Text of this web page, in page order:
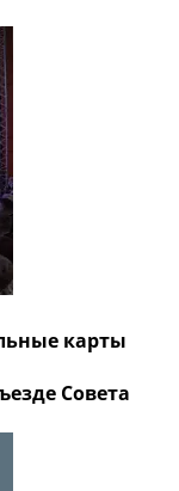
карты
Совета